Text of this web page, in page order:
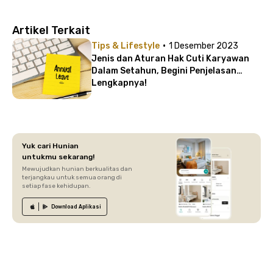
Artikel Terkait
Tips & Lifestyle · 1 Desember 2023
Jenis dan Aturan Hak Cuti Karyawan
Dalam Setahun, Begini Penjelasan
Lengkapnya!
Yuk cari Hunian
untukmu sekarang!
Mewujudkan hunian berkualitas dan
terjangkau untuk semua orang di
setiap fase kehidupan.
Download Aplikasi